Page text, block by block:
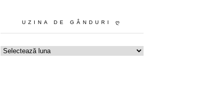
UZINA DE GÂNDURI Ღ
Uzina